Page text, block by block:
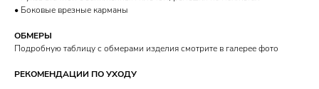
• Боковые врезные карманы
ОБМЕРЫ
Подробную таблицу с обмерами изделия смотрите в галерее фото
РЕКОМЕНДАЦИИ ПО УХОДУ